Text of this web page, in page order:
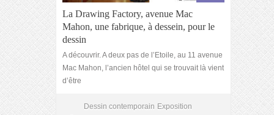
La Drawing Factory, avenue Mac
Mahon, une fabrique, à dessein, pour le
dessin
A découvrir. A deux pas de l’Etoile, au 11 avenue
Mac Mahon, l’ancien hôtel qui se trouvait là vient
d’être
Dessin contemporain Exposition